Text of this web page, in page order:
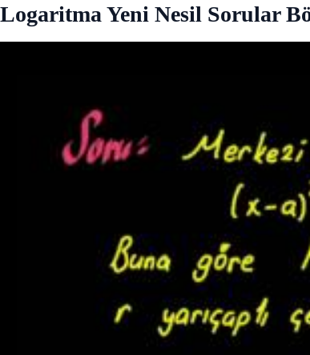
Logaritma Yeni Nesil Sorular